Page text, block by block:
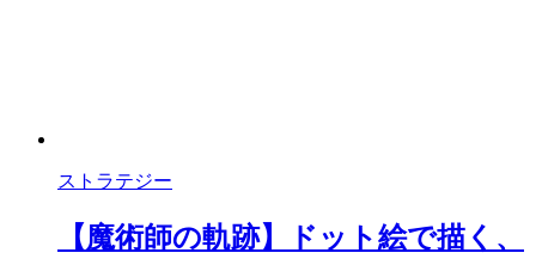
ストラテジー
【魔術師の軌跡】ドット絵で描く、